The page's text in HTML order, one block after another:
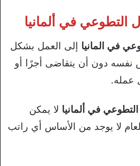
التطوعي في ألمانيا
في المانيا إلى العمل بشكل
دون أن يتقاضى أجرًا أو
عمله.
في ألمانيا لا يمكن
لا يوجد من الأساس أي راتب